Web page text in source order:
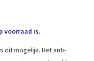
voorraad is.
dit mogelijk. Het anti-